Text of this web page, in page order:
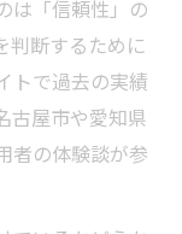
収の重要事
トと注意点
防ぐ確認事
は「信頼性」の
判断するために
トで過去の実績
古屋市や愛知県
者の体験談が参